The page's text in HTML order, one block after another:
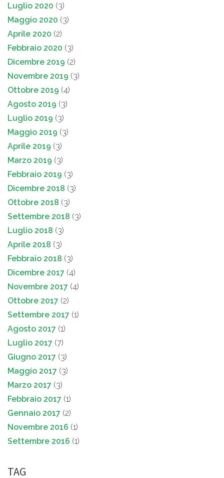
Luglio 2020 (3)
Maggio 2020 (3)
Aprile 2020 (2)
Febbraio 2020 (3)
Dicembre 2019 (2)
Novembre 2019 (3)
Ottobre 2019 (4)
Agosto 2019 (3)
Luglio 2019 (3)
Maggio 2019 (3)
Aprile 2019 (3)
Marzo 2019 (3)
Febbraio 2019 (3)
Dicembre 2018 (3)
Ottobre 2018 (3)
Settembre 2018 (3)
Luglio 2018 (3)
Aprile 2018 (3)
Febbraio 2018 (3)
Dicembre 2017 (4)
Novembre 2017 (4)
Ottobre 2017 (2)
Settembre 2017 (1)
Agosto 2017 (1)
Luglio 2017 (7)
Giugno 2017 (3)
Maggio 2017 (3)
Marzo 2017 (3)
Febbraio 2017 (1)
Gennaio 2017 (2)
Novembre 2016 (1)
Settembre 2016 (1)
TAG